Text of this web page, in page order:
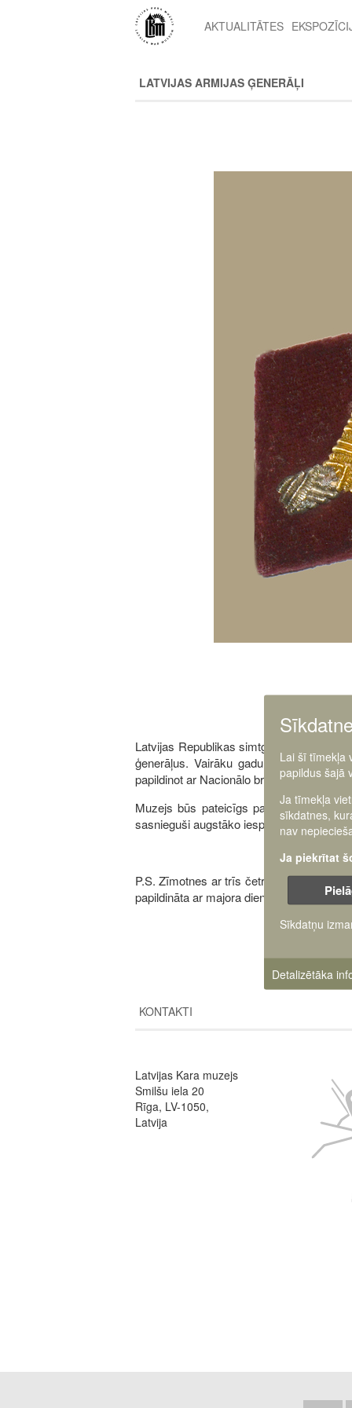
2nd
menu
AKTUALITĀTES
LATVIJAS ARMIJAS ĢENERĀĻI
Latvijas Republikas simtgades un tai
ģenerāļus. Vairāku gadu gaitā galerijā
papildinot ar Nacionālo bruņoto spēku
Muzejs būs pateicīgs par iespēju
sasnieguši augstāko iespējamo dienesta
P.S. Zīmotnes ar trīs četrstaru
papildināta ar majora dienesta pakāpi,
KONTAKTI
Latvijas Kara muzejs
Smilšu iela 20
Rīga, LV-1050,
Latvija
Lai šī tīmekļa
papildus šajā
Ja tīmekļa
sīkdatnes,
nav
Ja piekrītat
Sīkdatņu
Detalizētāka